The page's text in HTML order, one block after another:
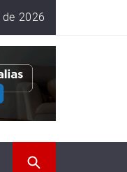
2026